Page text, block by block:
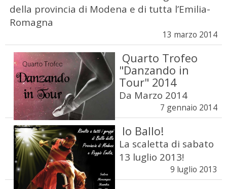
della provincia di Modena e di tutta l’Emilia-
Romagna
13 marzo 2014
Quarto Trofeo
"Danzando in
Tour" 2014
Da Marzo 2014
7 gennaio 2014
Io Ballo!
La scaletta di sabato
13 luglio 2013!
9 luglio 2013